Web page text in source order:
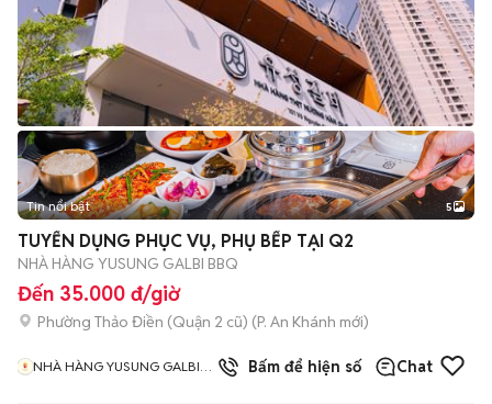
Tin nổi bật 5
TUYỂN DỤNG PHỤC VỤ, PHỤ BẾP TẠI Q2
NHÀ HÀNG YUSUNG GALBI BBQ
Đến 35.000 đ/giờ
Phường Thảo Điền (Quận 2 cũ) (P. An Khánh mới)
NHÀ HÀNG YUSUNG GALBI
Bấm để hiện số Chat